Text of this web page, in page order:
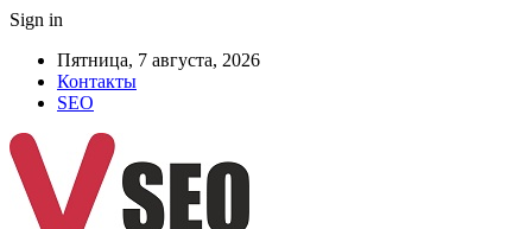
Sign in
Пятница, 7 августа, 2026
Контакты
SEO